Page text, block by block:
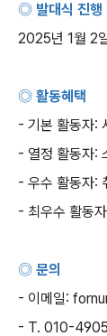
◎ 발대식 진행
2025년 1월 2
◎ 활동혜택
- 기본 활동자:
- 열정 활동자:
- 우수 활동자:
- 최우수 활동자
◎ 문의
- 이메일:
- T. 010-